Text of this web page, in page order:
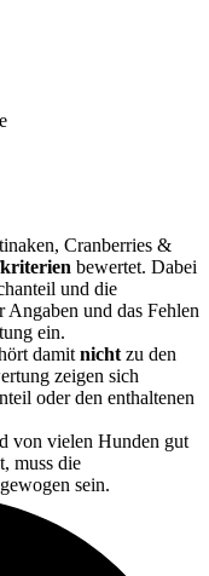
Cranberries &
bewertet. Dabei
und die
und das Fehlen
ein.
damit nicht zu den
zeigen sich
oder den enthaltenen
von vielen Hunden gut
muss die
sein.